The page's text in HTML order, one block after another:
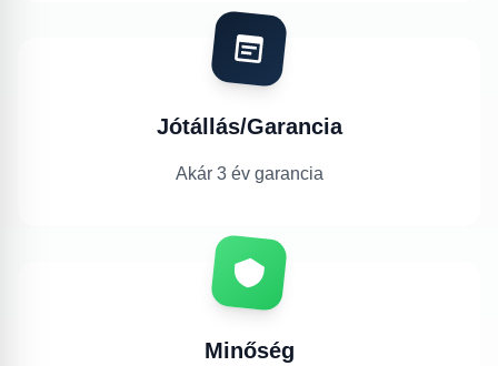
Jótállás/Garancia
Akár 3 év garancia
Minőség